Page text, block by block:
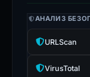
АНАЛИЗ
URLScan
VirusTotal